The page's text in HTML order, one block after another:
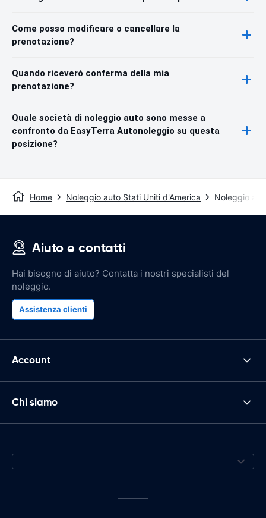
Come posso modificare o cancellare la
prenotazione?
Quando riceverò conferma della mia
prenotazione?
Quale società di noleggio auto sono messe a
confronto da EasyTerra Autonoleggio su questa
posizione?
Home Noleggio auto Stati Uniti d'America Noleggio
Aiuto e contatti
Hai bisogno di aiuto? Contatta i nostri specialisti del
noleggio.
Assistenza clienti
Account
Chi siamo